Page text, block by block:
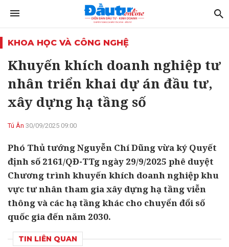
KHOA HỌC VÀ CÔNG NGHỆ
Khuyến khích doanh nghiệp tư
nhân triển khai dự án đầu tư,
xây dựng hạ tầng số
Tú Ân 30/09/2025 09:00
Phó Thủ tướng Nguyễn Chí Dũng vừa ký Quyết
định số 2161/QĐ-TTg ngày 29/9/2025 phê duyệt
Chương trình khuyến khích doanh nghiệp khu
vực tư nhân tham gia xây dựng hạ tầng viễn
thông và các hạ tầng khác cho chuyển đổi số
quốc gia đến năm 2030.
TIN LIÊN QUAN